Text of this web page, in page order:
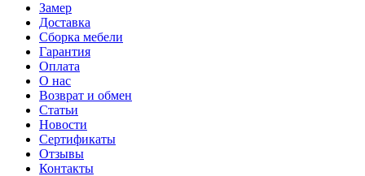
Замер
Доставка
Сборка мебели
Гарантия
Оплата
О нас
Возврат и обмен
Статьи
Новости
Сертификаты
Отзывы
Контакты